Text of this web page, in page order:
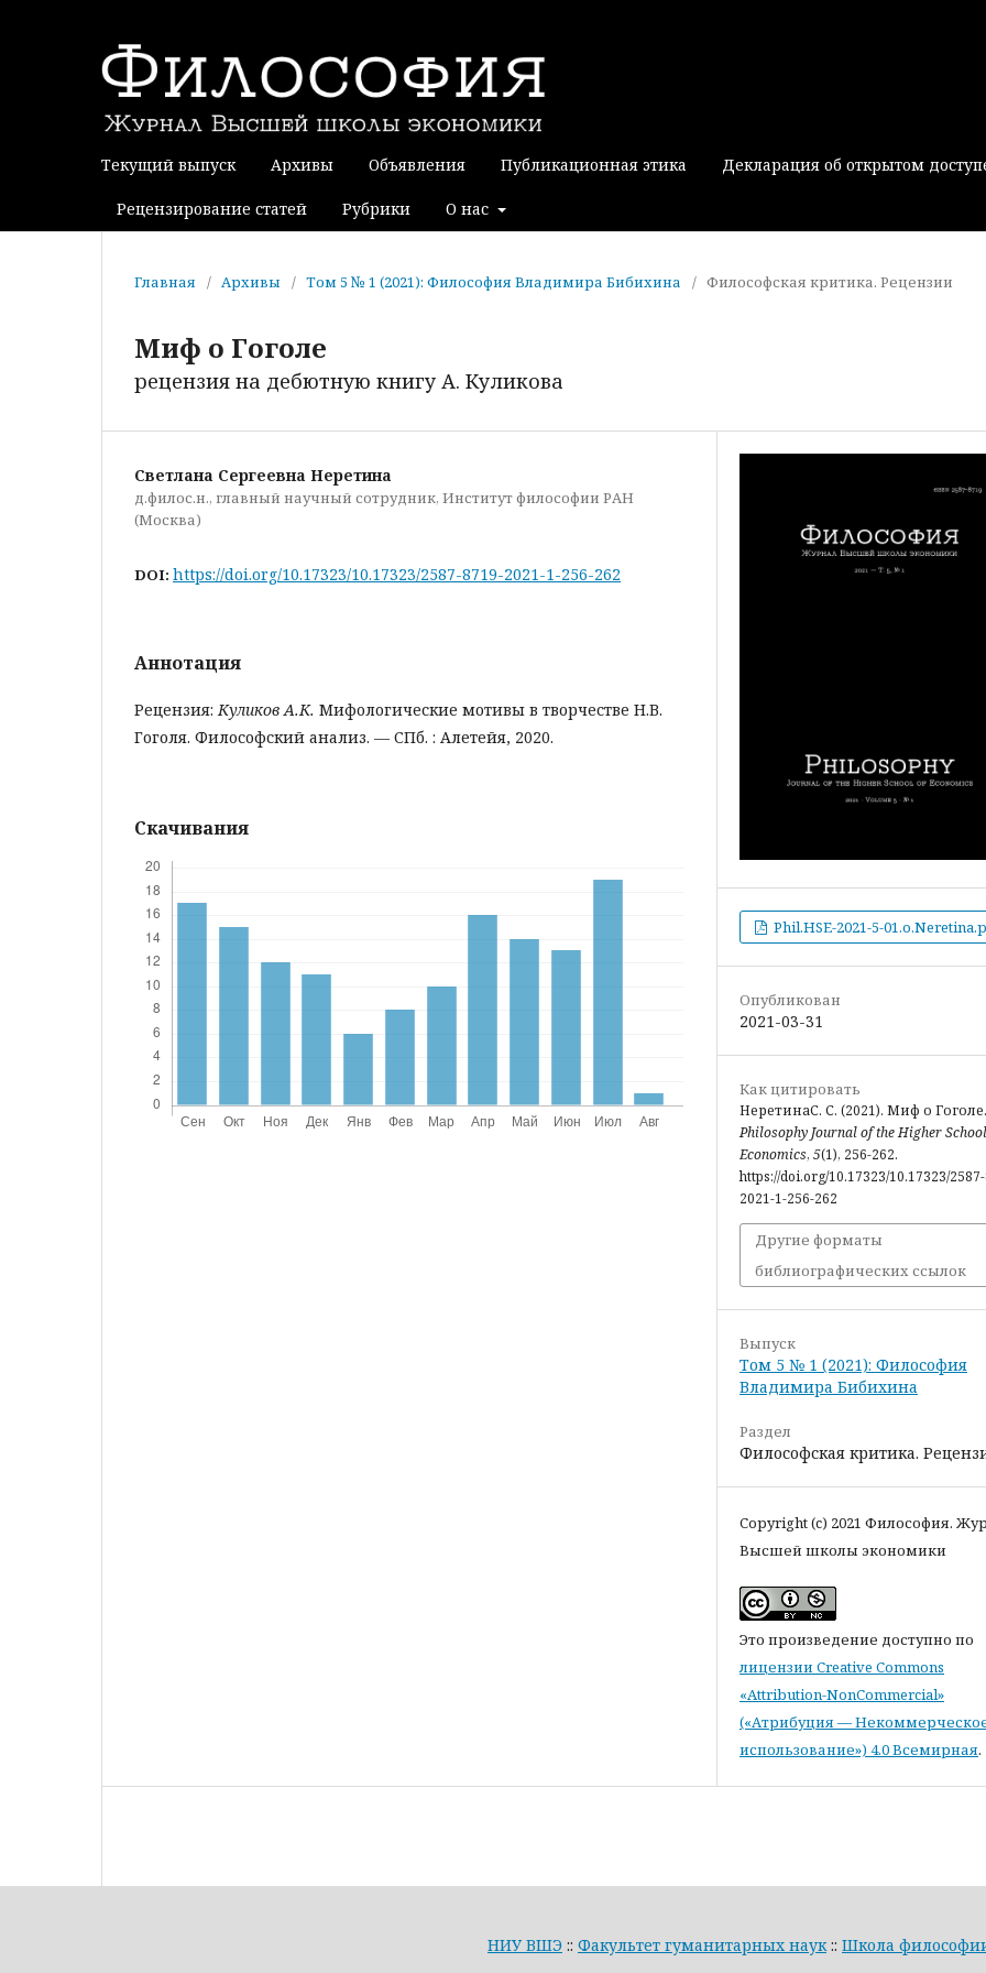
Текущий выпуск Архивы Объявления Публикационная этика Декларация об открытом
Рецензирование статей Рубрики О нас
Главная / Архивы / Том 5 № 1 (2021): Философия Владимира Бибихина / Философская критика. Рецензии
Миф о Гоголе
рецензия на дебютную книгу А. Куликова
Светлана Сергеевна Неретина
д.филос.н., главный научный сотрудник, Институт философии РАН
(Москва)
DOI: https://doi.org/10.17323/10.17323/2587-8719-2021-1-256-262
Аннотация
Рецензия:Куликов А.К. Мифологические мотивы в творчестве Н.В.
Гоголя. Философский анализ. — СПб. : Алетейя, 2020.
Скачивания
Phil.HSE-2021-5-
Опубликован
2021-03-31
Как цитировать
НеретинаС. С. (2021). Миф о Гоголе.
Philosophy Journal of the Higher
Economics, 5(1), 256-262.
https://doi.org/10.17323/10.17323/
2021-1-256-262
Другие форматы
библиографических ссылок
Выпуск
Том 5 № 1 (2021): Философия
Владимира Бибихина
Раздел
Философская критика.
Copyright (c) 2021 Философия.
Высшей школы экономики
Это произведение доступно по
лицензии Creative Commons
«Attribution-NonCommercial»
(«Атрибуция —
использование») 4.0 Всемирная.
НИУ ВШЭ :: Факультет гуманитарных наук:: Школа